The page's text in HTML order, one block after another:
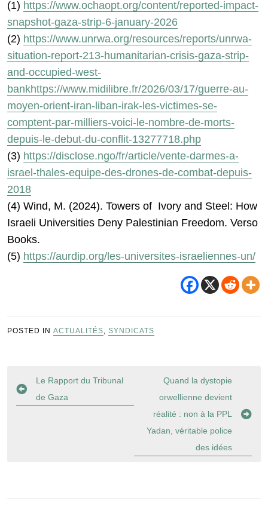
(1) https://www.ochaopt.org/content/reported-impact-
snapshot-gaza-strip-6-january-2026
(2) https://www.unrwa.org/resources/reports/unrwa-
situation-report-213-humanitarian-crisis-gaza-strip-
and-occupied-west-
bankhttps://www.midilibre.fr/2026/03/17/guerre-au-
moyen-orient-iran-liban-irak-les-victimes-se-
comptent-par-milliers-voici-le-nombre-de-morts-
depuis-le-debut-du-conflit-13277718.php
(3) https://disclose.ngo/fr/article/vente-darmes-a-
israel-thales-equipe-des-drones-de-combat-depuis-
2018
(4) Wind, M. (2024). Towers of Ivory and Steel: How
Israeli Universities Deny Palestinian Freedom. Verso
Books.
(5) https://aurdip.org/les-universites-israeliennes-un/
POSTED IN ACTUALITÉS, SYNDICATS
Navigation
de
Le Rapport du Tribunal
de Gaza
Quand la dystopie
orwellienne devient
réalité : non à la PPL
Yadan, véritable police
des idées